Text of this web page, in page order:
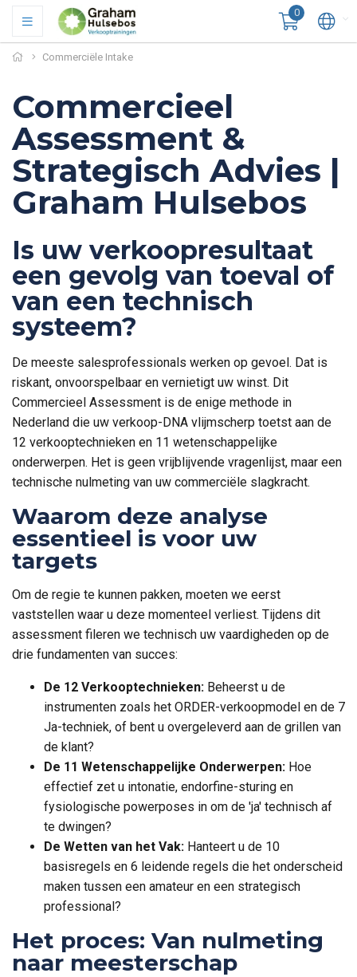
0
Commerciële Intake
Commercieel
Assessment &
Strategisch Advies |
Graham Hulsebos
Is uw verkoopresultaat
een gevolg van toeval of
van een technisch
systeem?
De meeste salesprofessionals werken op gevoel. Dat is
riskant, onvoorspelbaar en vernietigt uw winst. Dit
Commercieel Assessment is de enige methode in
Nederland die uw verkoop-DNA vlijmscherp toetst aan de
12 verkooptechnieken en 11 wetenschappelijke
onderwerpen. Het is geen vrijblijvende vragenlijst, maar een
technische nulmeting van uw commerciële slagkracht.
Waarom deze analyse
essentieel is voor uw
targets
Om de regie te kunnen pakken, moeten we eerst
vaststellen waar u deze momenteel verliest. Tijdens dit
assessment fileren we technisch uw vaardigheden op de
drie fundamenten van succes:
De 12 Verkooptechnieken: Beheerst u de
instrumenten zoals het ORDER-verkoopmodel en de 7
Ja-techniek, of bent u overgeleverd aan de grillen van
de klant?
De 11 Wetenschappelijke Onderwerpen: Hoe
effectief zet u intonatie, endorfine-sturing en
fysiologische powerposes in om de 'ja' technisch af
te dwingen?
De Wetten van het Vak: Hanteert u de 10
basisregels en 6 leidende regels die het onderscheid
maken tussen een amateur en een strategisch
professional?
Het proces: Van nulmeting
naar meesterschap